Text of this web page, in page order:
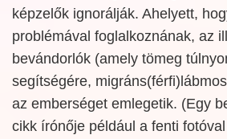
képzelők ignorálják. Ahelyett,
problémával foglalkoznának, az
bevándorlók (amely tömeg
segítségére,
az emberséget emlegetik. (Egy
cikk írónője például a fenti